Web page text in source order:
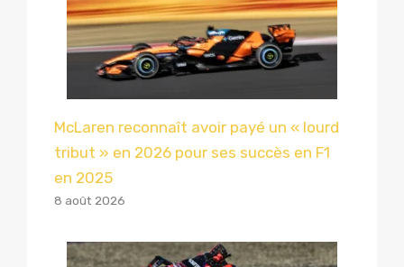
McLaren reconnaît avoir payé un « lourd
tribut » en 2026 pour ses succès en F1
en 2025
8 août 2026